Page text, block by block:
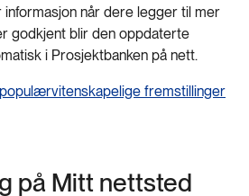
når dere legger til mer
godkjent blir den oppdaterte
i Prosjektbanken på nett.
fremstillinger
på Mitt nettsted